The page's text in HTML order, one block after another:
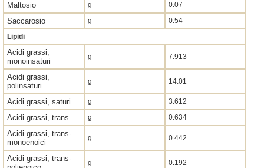
Maltosio g 0.07
Saccarosio g
0.54
Lipidi
Acidi grassi,
monoinsaturi
g 7.913
Acidi grassi,
polinsaturi
g 14.01
Acidi grassi, saturi g 3.612
Acidi grassi, trans g 0.634
Acidi grassi, trans-
monoenoici
g 0.442
Acidi grassi, trans-
g 0.192